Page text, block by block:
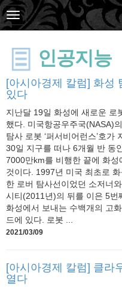
인공지능
[아시아경제 칼럼] 화성
있다
지난달 19일 화성에 새로운 로
했다. 미국항공우주국(NASA)
탐사 로봇 ‘퍼서비어런스’호가
30일 지구를 떠나 6개월 반 동
7000만km를 비행한 끝에 화성
것이다. 1997년 미국 최초로
한 로버 탐사선이었던 소저너
시티(2011년)의 뒤를 이은 5번
화성에서 보내는 수백개의 고
드에 있다. 로봇 ...
2021/03/09
[아시아경제 칼럼] 클라
열다